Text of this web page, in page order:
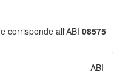
corrisponde all'ABI 08575
ABI